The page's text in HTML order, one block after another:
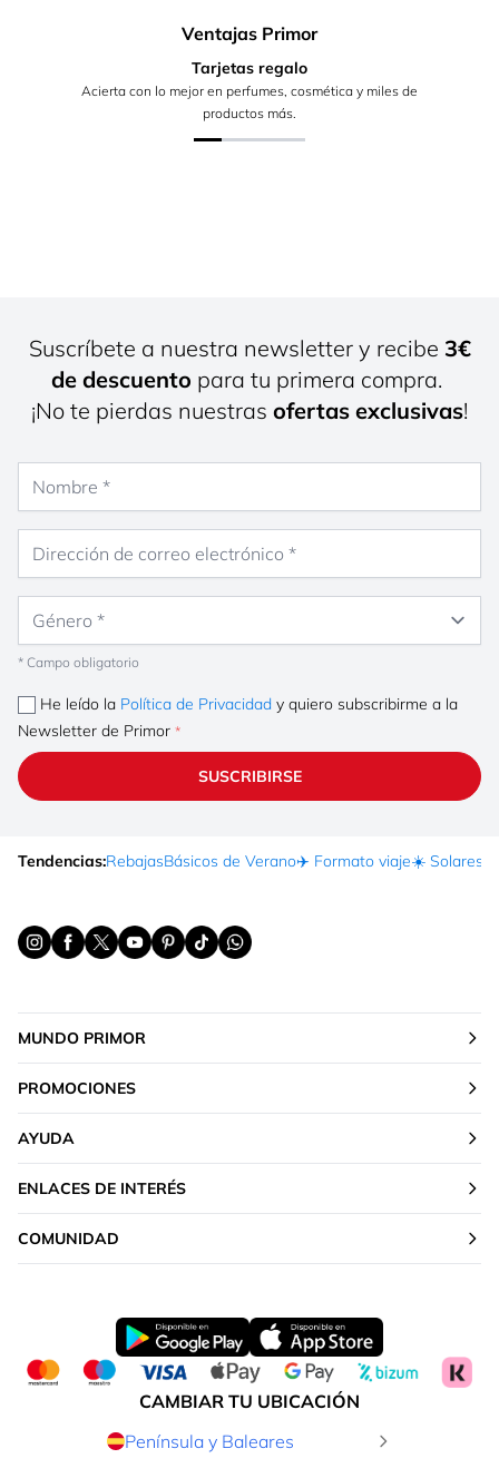
Ventajas Primor
Tarjetas regalo
Acierta con lo mejor en perfumes, cosmética y miles de
productos más.
Suscríbete a nuestra newsletter y recibe 3€
de descuento para tu primera compra.
¡No te pierdas nuestras ofertas exclusivas!
* Campo obligatorio
He leído la Política de Privacidad y quiero subscribirme a la
Newsletter de Primor
SUSCRIBIRSE
Tendencias:RebajasBásicos de Verano✈️ Formato viaje☀️ Solares
MUNDO PRIMOR
PROMOCIONES
AYUDA
ENLACES DE INTERÉS
COMUNIDAD
CAMBIAR TU UBICACIÓN
Península y Baleares